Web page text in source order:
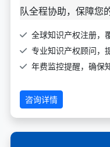
队全程协助，保障您
全球知识产权注册，
专业知识产权顾问，
年费监控提醒，确保
咨询详情